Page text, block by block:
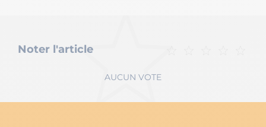
Noter l'article
AUCUN VOTE